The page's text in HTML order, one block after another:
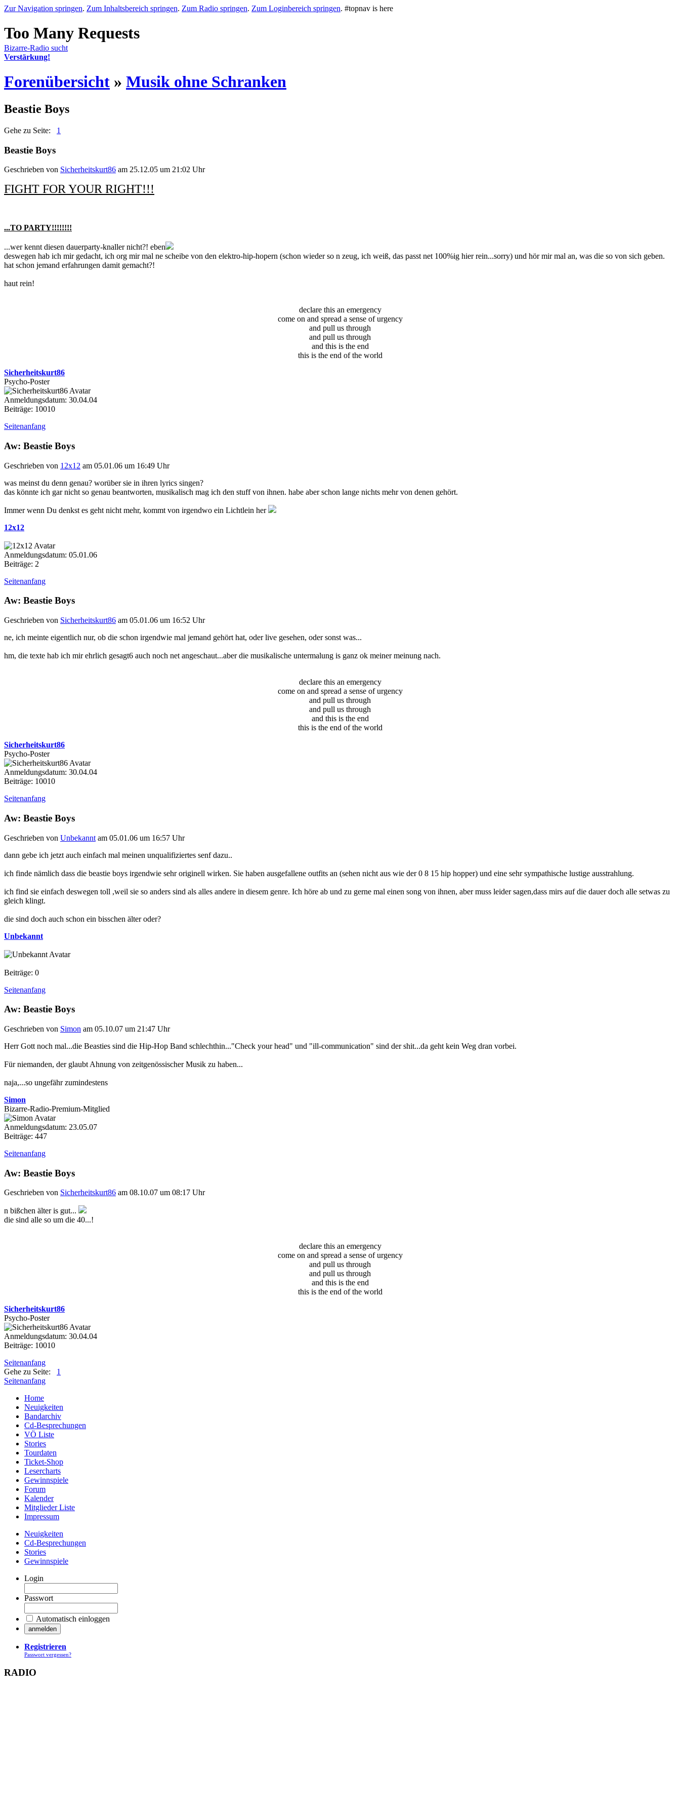
Zur Navigation springen. Zum Inhaltsbereich springen. Zum Radio springen. Zum Loginbereich springen. #topnav is here
Bizarre-Radio sucht
Verstärkung!
Forenübersicht » Musik ohne Schranken
Beastie Boys
Gehe zu Seite: 1
Beastie Boys
Geschrieben von Sicherheitskurt86 am 25.12.05 um 21:02 Uhr
FIGHT FOR YOUR RIGHT!!!
...TO PARTY!!!!!!!!
...wer kennt diesen dauerparty-knaller nicht?! eben
deswegen hab ich mir gedacht, ich org mir mal ne scheibe von den elektro-hip-hopern (schon wieder so n zeug, ich weiß, das passt net 100%ig hier rein...sorry) und hör mir mal an, was die so von sich geben.
hat schon jemand erfahrungen damit gemacht?!
haut rein!
declare this an emergency
come on and spread a sense of urgency
and pull us through
and pull us through
and this is the end
this is the end of the world
Sicherheitskurt86
Psycho-Poster
Anmeldungsdatum: 30.04.04
Beiträge: 10010
Seitenanfang
Aw: Beastie Boys
Geschrieben von 12x12 am 05.01.06 um 16:49 Uhr
was meinst du denn genau? worüber sie in ihren lyrics singen?
das könnte ich gar nicht so genau beantworten, musikalisch mag ich den stuff von ihnen. habe aber schon lange nichts mehr von denen gehört.
Immer wenn Du denkst es geht nicht mehr, kommt von irgendwo ein Lichtlein her
12x12
Anmeldungsdatum: 05.01.06
Beiträge: 2
Seitenanfang
Aw: Beastie Boys
Geschrieben von Sicherheitskurt86 am 05.01.06 um 16:52 Uhr
ne, ich meinte eigentlich nur, ob die schon irgendwie mal jemand gehört hat, oder live gesehen, oder sonst was...
hm, die texte hab ich mir ehrlich gesagt6 auch noch net angeschaut...aber die musikalische untermalung is ganz ok meiner meinung nach.
declare this an emergency
come on and spread a sense of urgency
and pull us through
and pull us through
and this is the end
this is the end of the world
Sicherheitskurt86
Psycho-Poster
Anmeldungsdatum: 30.04.04
Beiträge: 10010
Seitenanfang
Aw: Beastie Boys
Geschrieben von Unbekannt am 05.01.06 um 16:57 Uhr
dann gebe ich jetzt auch einfach mal meinen unqualifiziertes senf dazu..
ich finde nämlich dass die beastie boys irgendwie sehr originell wirken. Sie haben ausgefallene outfits an (sehen nicht aus wie der 0 8 15 hip hopper) und eine sehr sympathische lustige ausstrahlung.
ich find sie einfach deswegen toll ,weil sie so anders sind als alles andere in diesem genre. Ich höre ab und zu gerne mal einen song von ihnen, aber muss leider sagen,dass mirs auf die dauer doch alle setwas zu
gleich klingt.
die sind doch auch schon ein bisschen älter oder?
Unbekannt
Beiträge: 0
Seitenanfang
Aw: Beastie Boys
Geschrieben von Simon am 05.10.07 um 21:47 Uhr
Herr Gott noch mal...die Beasties sind die Hip-Hop Band schlechthin..."Check your head" und "ill-communication" sind der shit...da geht kein Weg dran vorbei.
Für niemanden, der glaubt Ahnung von zeitgenössischer Musik zu haben...
naja,...so ungefähr zumindestens
Simon
Bizarre-Radio-Premium-Mitglied
Anmeldungsdatum: 23.05.07
Beiträge: 447
Seitenanfang
Aw: Beastie Boys
Geschrieben von Sicherheitskurt86 am 08.10.07 um 08:17 Uhr
n bißchen älter is gut...
die sind alle so um die 40...!
declare this an emergency
come on and spread a sense of urgency
and pull us through
and pull us through
and this is the end
this is the end of the world
Sicherheitskurt86
Psycho-Poster
Anmeldungsdatum: 30.04.04
Beiträge: 10010
Seitenanfang
Gehe zu Seite: 1
Seitenanfang
Home
Neuigkeiten
Bandarchiv
Cd-Besprechungen
VÖ Liste
Stories
Tourdaten
Ticket-Shop
Lesercharts
Gewinnspiele
Forum
Kalender
Mitglieder Liste
Impressum
Neuigkeiten
Cd-Besprechungen
Stories
Gewinnspiele
Login
Passwort
Automatisch einloggen
Registrieren
Passwort vergessen?
RADIO